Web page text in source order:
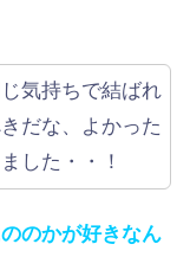
気持ちで結ばれ
だな、よかった
した・・！
のかが好きなん